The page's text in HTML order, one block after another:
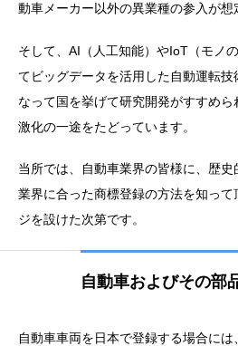
動車メーカー以外の異業種の参入が想
そして、AI（人工知能）やIoT（モノ
てビッグデータを活用した自動運転技
なって国を挙げて研究開発がすすめ
激化の一途をたどっています。
当所では、自動車業界の皆様に、歴
業界に合った商標登録の方法を知っ
ジを設けた次第です。
自動車およびその部
自動車車両を日本で登録する場合に